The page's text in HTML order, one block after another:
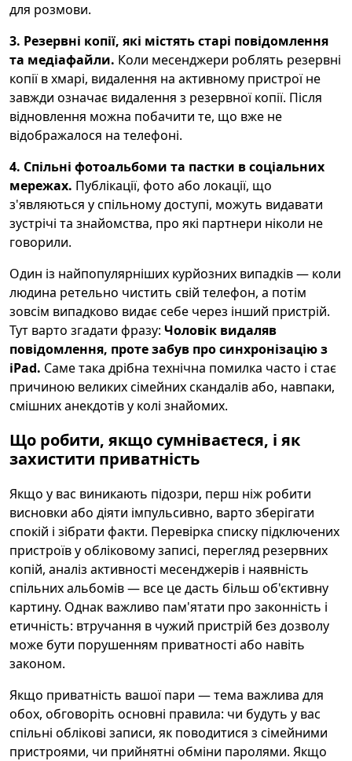
для розмови.
3. Резервні копії, які містять старі повідомлення
та медіафайли. Коли месенджери роблять резервні
копії в хмарі, видалення на активному пристрої не
завжди означає видалення з резервної копії. Після
відновлення можна побачити те, що вже не
відображалося на телефоні.
4. Спільні фотоальбоми та пастки в соціальних
мережах. Публікації, фото або локації, що
з'являються у спільному доступі, можуть видавати
зустрічі та знайомства, про які партнери ніколи не
говорили.
Один із найпопулярніших курйозних випадків — коли
людина ретельно чистить свій телефон, а потім
зовсім випадково видає себе через інший пристрій.
Тут варто згадати фразу: Чоловік видаляв
повідомлення, проте забув про синхронізацію з
iPad. Саме така дрібна технічна помилка часто і стає
причиною великих сімейних скандалів або, навпаки,
смішних анекдотів у колі знайомих.
Що робити, якщо сумніваєтеся, і як
захистити приватність
Якщо у вас виникають підозри, перш ніж робити
висновки або діяти імпульсивно, варто зберігати
спокій і зібрати факти. Перевірка списку підключених
пристроїв у обліковому записі, перегляд резервних
копій, аналіз активності месенджерів і наявність
спільних альбомів — все це дасть більш об'єктивну
картину. Однак важливо пам'ятати про законність і
етичність: втручання в чужий пристрій без дозволу
може бути порушенням приватності або навіть
законом.
Якщо приватність вашої пари — тема важлива для
обох, обговоріть основні правила: чи будуть у вас
спільні облікові записи, як поводитися з сімейними
пристроями, чи прийнятні обміни паролями. Якщо